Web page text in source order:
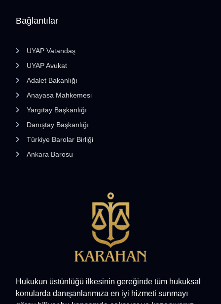
Hukukun üstünlüğü ilkesinin gereğinde tüm hukuksal
konularda danışanlarımıza en iyi hizmeti sunmayı
Bağlantılar
UYAP Vatandaş
UYAP Avukat
Adalet Bakanlığı
Anayasa Mahkemesi
Yargıtay Başkanlığı
Danıştay Başkanlığı
Türkiye Barolar Birliği
Ankara Barosu